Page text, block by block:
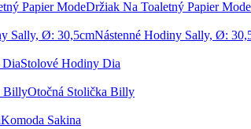
Držiak Na Toaletný Papier Mode
Nástenné Hodiny Sally, Ø:
Stolové Hodiny Dia
Otočná Stolička Billy
Komoda Sakina